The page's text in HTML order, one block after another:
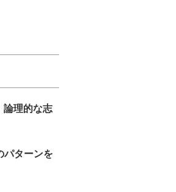
論理的な志
パターンを